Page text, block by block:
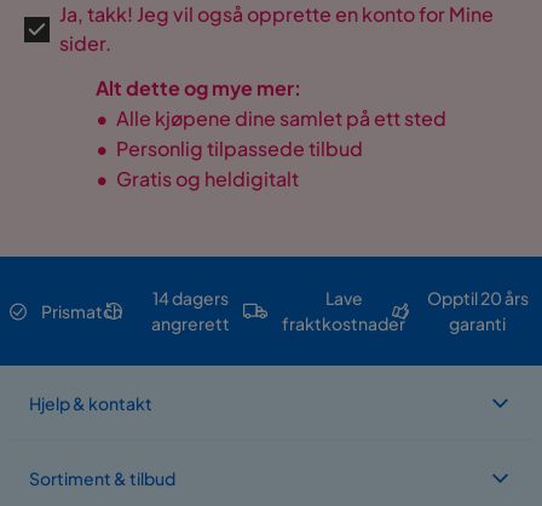
Ja, takk! Jeg vil også opprette en konto for Mine
sider.
Alt dette og mye mer:
• Alle kjøpene dine samlet på ett sted
• Personlig tilpassede tilbud
• Gratis og heldigitalt
Prismatch
14 dagers
angrerett
Lave
fraktkostnader
Opptil 20 års
garanti
Hjelp & kontakt
Sortiment & tilbud